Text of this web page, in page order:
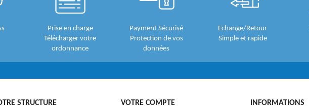
Prise en charge
Télécharger votre
ordonnance
Payment Sécurisé
Protection de vos
données
Echange/Retour
Simple et rapide
STRUCTURE VOTRE COMPTE INFORMATIONS